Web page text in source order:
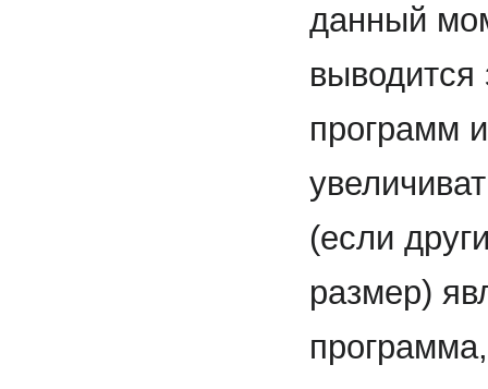
данный
выводится
программ
(если
размер)